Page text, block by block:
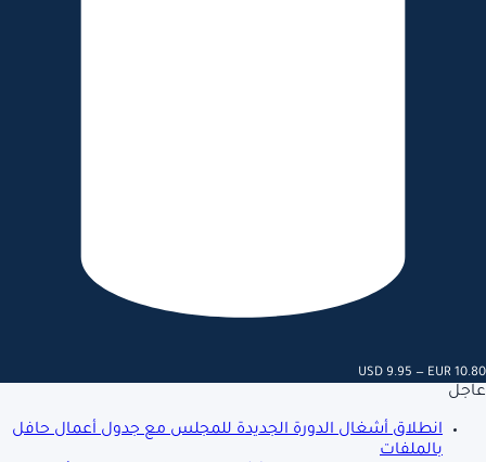
USD 9.95 — EUR 10.80
عاجل
انطلاق أشغال الدورة الجديدة للمجلس مع جدول أعمال حافل
بالملفات